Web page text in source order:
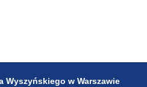
Wyszyńskiego w Warszawie